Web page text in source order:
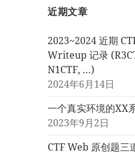
近期文章
2023~2024 近期
Writeup 记录
N1CTF, …)
2024年6月14日
一个真实环境的XX
2023年9月2日
CTF Web 原创题三